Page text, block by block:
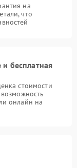
на
что
бесплатная
стоимости
онлайн на